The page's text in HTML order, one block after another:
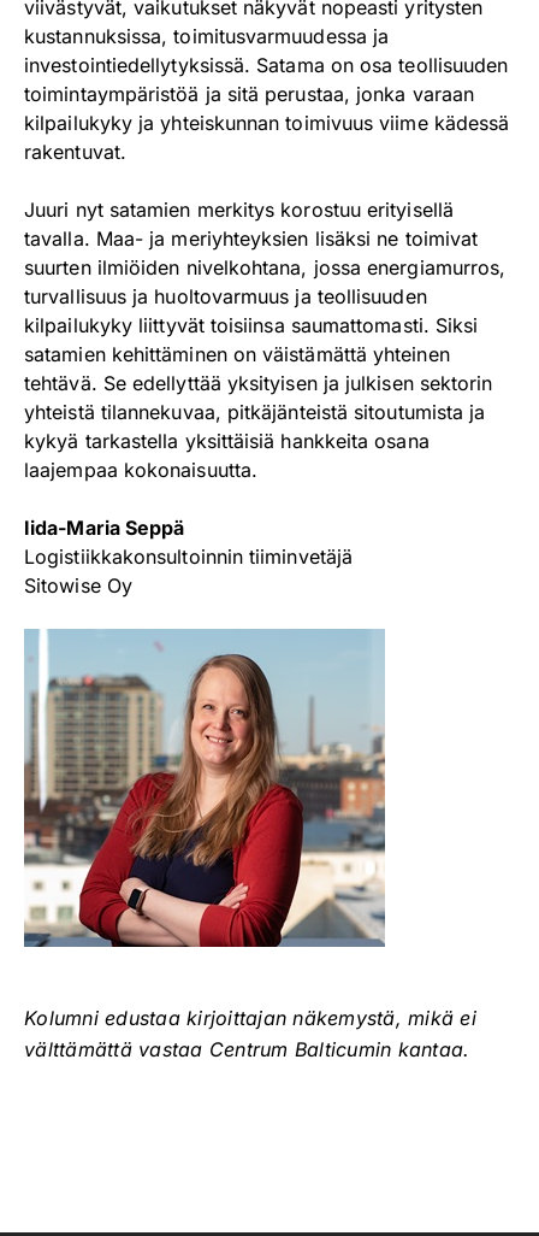
viivästyvät, vaikutukset näkyvät nopeasti yritysten
kustannuksissa, toimitusvarmuudessa ja
investointiedellytyksissä. Satama on osa teollisuuden
toimintaympäristöä ja sitä perustaa, jonka varaan
kilpailukyky ja yhteiskunnan toimivuus viime kädessä
rakentuvat.
Juuri nyt satamien merkitys korostuu erityisellä
tavalla. Maa- ja meriyhteyksien lisäksi ne toimivat
suurten ilmiöiden nivelkohtana, jossa energiamurros,
turvallisuus ja huoltovarmuus ja teollisuuden
kilpailukyky liittyvät toisiinsa saumattomasti. Siksi
satamien kehittäminen on väistämättä yhteinen
tehtävä. Se edellyttää yksityisen ja julkisen sektorin
yhteistä tilannekuvaa, pitkäjänteistä sitoutumista ja
kykyä tarkastella yksittäisiä hankkeita osana
laajempaa kokonaisuutta.
Iida-Maria Seppä
Logistiikkakonsultoinnin tiiminvetäjä
Sitowise Oy
Kolumni edustaa kirjoittajan näkemystä, mikä ei
välttämättä vastaa Centrum Balticumin kantaa.